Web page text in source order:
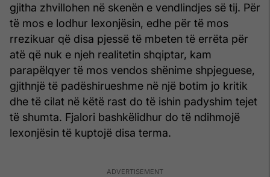
gjitha zhvillohen në skenën e vendlindjes së tij. Për
të mos e lodhur lexonjësin, edhe për të mos
rrezikuar që disa pjessë të mbeten të errëta për
atë që nuk e njeh realitetin shqiptar, kam
parapëlqyer të mos vendos shënime shpjeguese,
gjithnjë të padëshirueshme në një botim jo kritik
dhe të cilat në këtë rast do të ishin padyshim tejet
të shumta. Fjalori bashkëlidhur do të ndihmojë
lexonjësin të kuptojë disa terma.